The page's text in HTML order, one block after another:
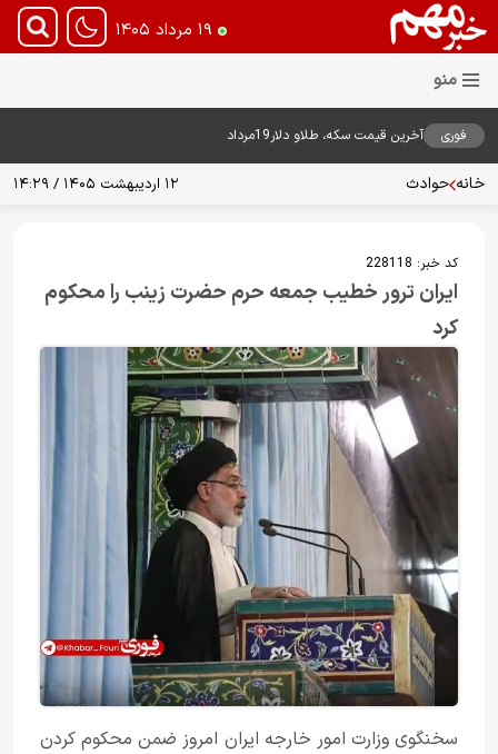
۱۹ مرداد ۱۴۰۵
فوری
آخرین قیمت سکه، طلاو دلار19مرداد
خانه حوادث ۱۲ اردیبهشت ۱۴۰۵ / ۱۴:۲۹
کد خبر: 228118
ایران ترور خطیب جمعه حرم حضرت زینب را محکوم
کرد
سخنگوی وزارت امور خارجه ایران امروز ضمن محکوم کردن